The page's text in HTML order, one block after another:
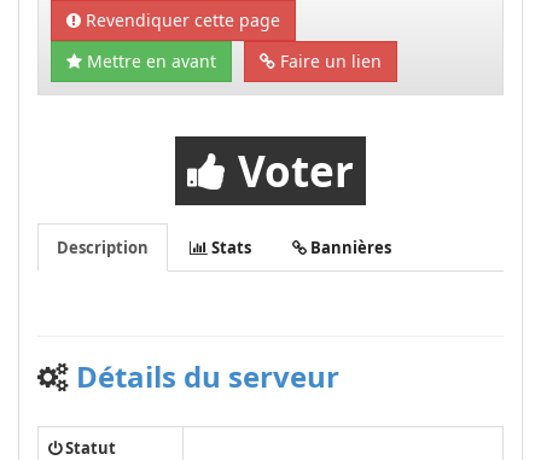
Revendiquer cette page
Mettre en avant
Faire un lien
Voter
Description Stats Bannières
Détails du serveur
Statut